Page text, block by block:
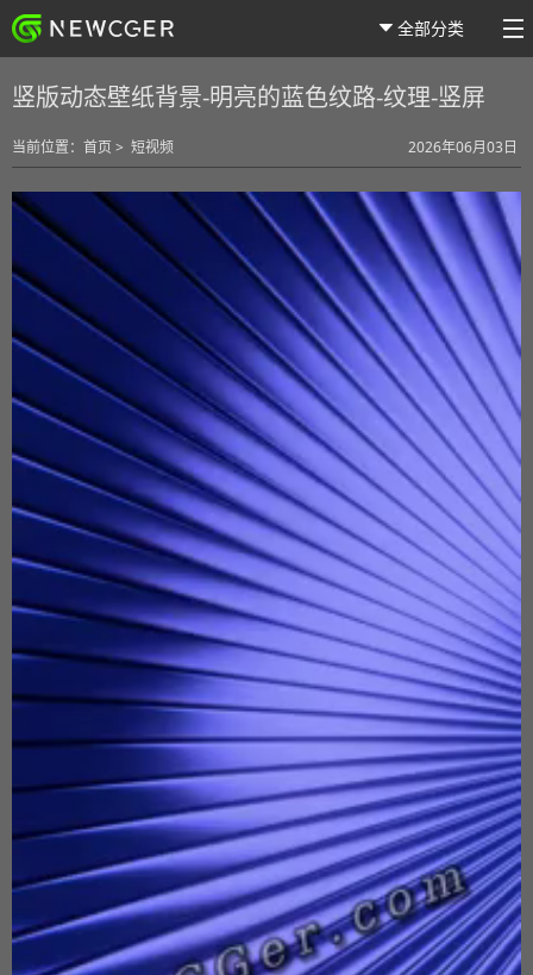
全部分类
竖版动态壁纸背景-明亮的蓝色纹路-纹理-竖屏
当前位置： 首页 > 短视频 2026年06月03日